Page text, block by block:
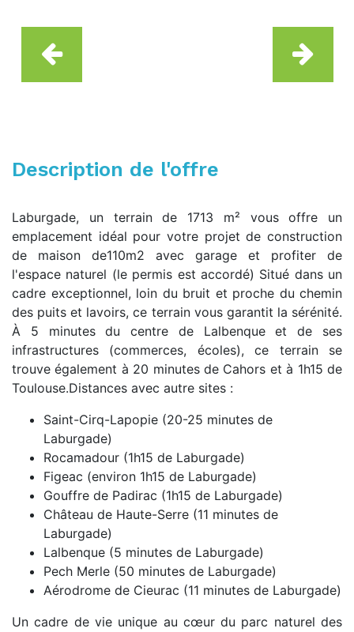
Description de l'offre
Laburgade, un terrain de 1713 m² vous offre un
emplacement idéal pour votre projet de construction
de maison de110m2 avec garage et profiter de
l'espace naturel (le permis est accordé) Situé dans un
cadre exceptionnel, loin du bruit et proche du chemin
des puits et lavoirs, ce terrain vous garantit la sérénité.
À 5 minutes du centre de Lalbenque et de ses
infrastructures (commerces, écoles), ce terrain se
trouve également à 20 minutes de Cahors et à 1h15 de
Toulouse.Distances avec autre sites :
Saint-Cirq-Lapopie (20-25 minutes de
Laburgade)
Rocamadour (1h15 de Laburgade)
Figeac (environ 1h15 de Laburgade)
Gouffre de Padirac (1h15 de Laburgade)
Château de Haute-Serre (11 minutes de
Laburgade)
Lalbenque (5 minutes de Laburgade)
Pech Merle (50 minutes de Laburgade)
Aérodrome de Cieurac (11 minutes de Laburgade)
Un cadre de vie unique au cœur du parc naturel des